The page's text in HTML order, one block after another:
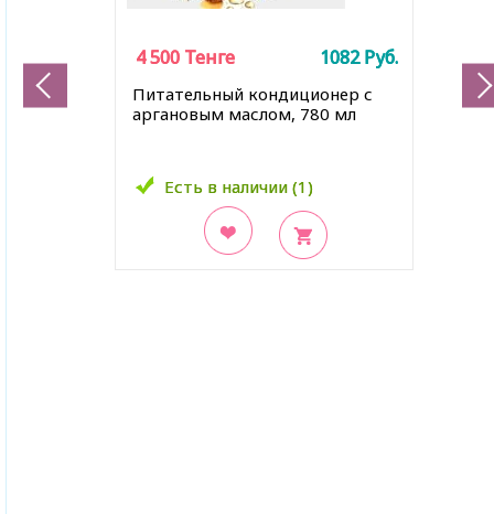
Питательный кондиционер с
аргановым маслом, 780 мл
Есть в наличии (1)
4 500 Тенге 1082Руб.
Есть в наличии (1)
4 500 Тенге 1082Руб.